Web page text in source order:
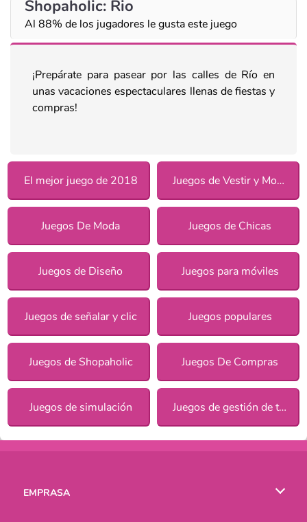
Shopaholic: Rio
Al 88% de los jugadores le gusta este juego
¡Prepárate para pasear por las calles de Río en
unas vacaciones espectaculares llenas de fiestas y
compras!
El mejor juego de 2018 Juegos de Vestir y Moda
Juegos De Moda Juegos de Chicas
Juegos de Diseño Juegos para móviles
Juegos de señalar y clic Juegos populares
Juegos de Shopaholic Juegos De Compras
Juegos de simulación Juegos de gestión de tiempo
EMPRASA